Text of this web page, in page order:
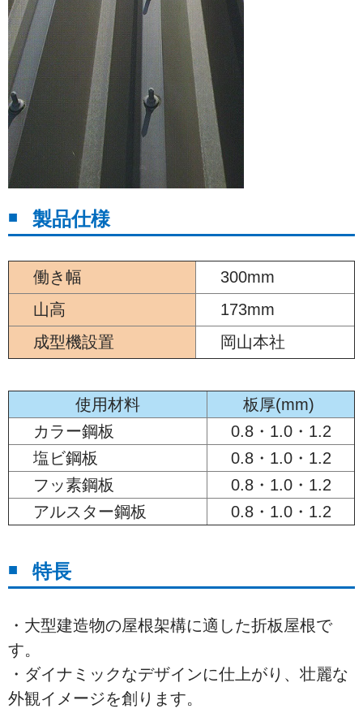
製品仕様
働き幅
300mm
山高
173mm
成型機設置
岡山本社
使用材料
板厚(mm)
カラー鋼板
0.8・1.0・1.2
塩ビ鋼板
0.8・1.0・1.2
フッ素鋼板
0.8・1.0・1.2
アルスター鋼板
0.8・1.0・1.2
特長
・大型建造物の屋根架構に適した折板屋根で
す。
・ダイナミックなデザインに仕上がり、壮麗な
外観イメージを創ります。